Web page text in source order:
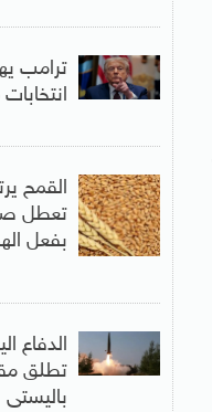
ترامب
القمح
تعطل
بفعل
الدفاع
تطلق
باليستى